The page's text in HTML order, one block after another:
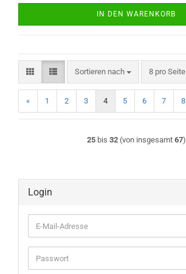
IN DEN WARENKORB
Sortieren nach
Sortieren nach 8 pro Seite
pro Seite
« 1 2 3 4 5 6 7 8
25bis 32(von insgesamt 67)
Login
E-
Mail-
Adresse
Passwort